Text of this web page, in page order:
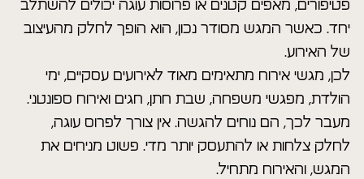
פטיפורים, מאפים קטנים או פרוסות עוגה יכולים להשתלב
יחד. כאשר המגש מסודר נכון, הוא הופך לחלק מהעיצוב
של האירוע.
לכן, מגשי אירוח מתאימים מאוד לאירועים עסקיים, ימי
הולדת, מפגשי משפחה, שבת חתן, חגים ואירוח ספונטני.
מעבר לכך, הם נוחים להגשה. אין צורך לפרוס עוגה,
לחלק צלחות או להתעסק יותר מדי. פשוט מניחים את
המגש, והאירוח מתחיל.